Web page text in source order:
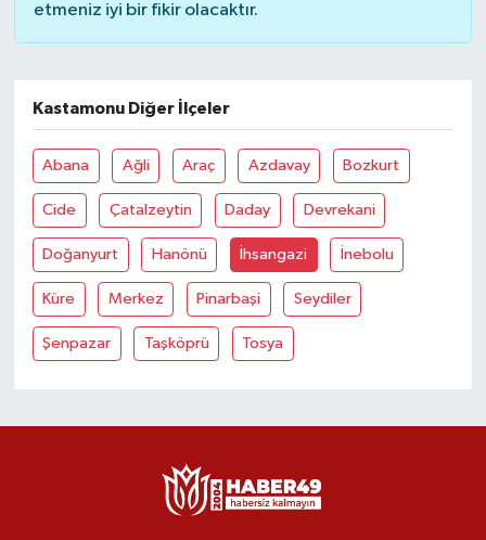
etmeniz iyi bir fikir olacaktır.
Kastamonu Diğer İlçeler
Abana Ağli Araç Azdavay Bozkurt
Cide Çatalzeytin Daday Devrekani
Doğanyurt Hanönü İhsangazi İnebolu
Küre Merkez Pinarbaşi Seydiler
Şenpazar Taşköprü Tosya